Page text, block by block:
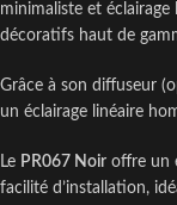
minimaliste et
décoratifs haut de
Grâce à son diffuseur
un éclairage linéaire
Le PR067 Noir offre un
facilité d’installation,